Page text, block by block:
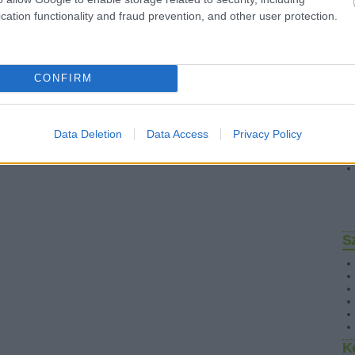
functionality and fraud prevention, and other user protection.
CONFIRM
Data Deletion Data Access Privacy Policy